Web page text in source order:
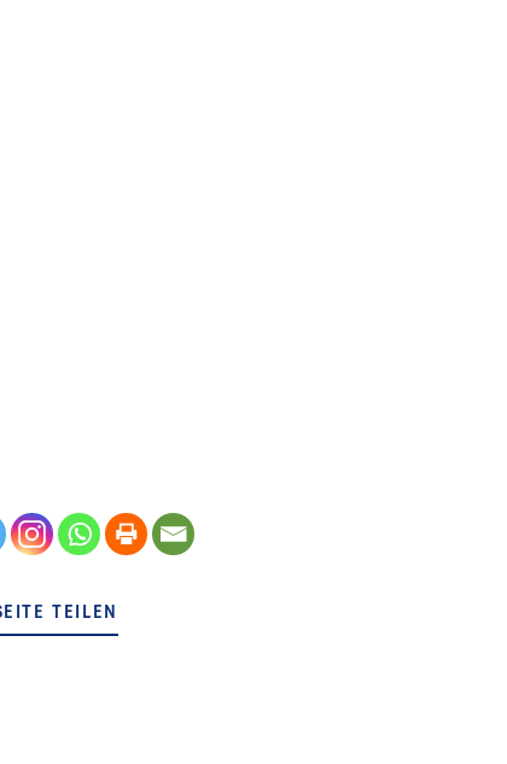
TEILEN